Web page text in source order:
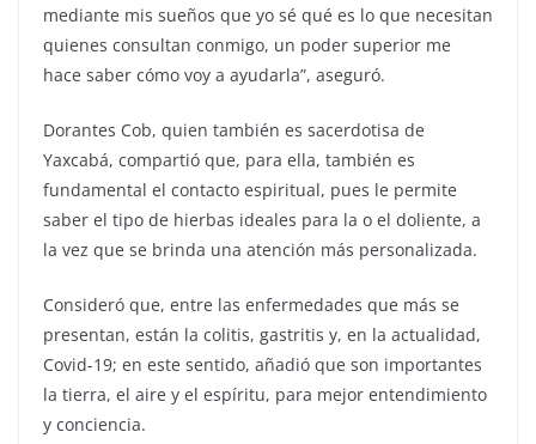
mediante mis sueños que yo sé qué es lo que necesitan
quienes consultan conmigo, un poder superior me
hace saber cómo voy a ayudarla”, aseguró.
Dorantes Cob, quien también es sacerdotisa de
Yaxcabá, compartió que, para ella, también es
fundamental el contacto espiritual, pues le permite
saber el tipo de hierbas ideales para la o el doliente, a
la vez que se brinda una atención más personalizada.
Consideró que, entre las enfermedades que más se
presentan, están la colitis, gastritis y, en la actualidad,
Covid-19; en este sentido, añadió que son importantes
la tierra, el aire y el espíritu, para mejor entendimiento
y conciencia.